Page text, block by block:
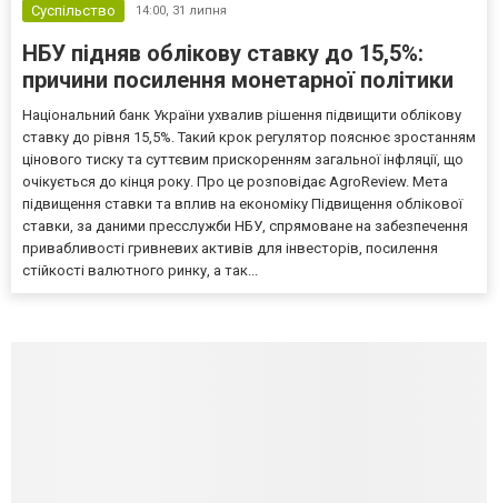
Суспільство 14:00, 31 липня
НБУ підняв облікову ставку до 15,5%:
причини посилення монетарної політики
Національний банк України ухвалив рішення підвищити облікову
ставку до рівня 15,5%. Такий крок регулятор пояснює зростанням
цінового тиску та суттєвим прискоренням загальної інфляції, що
очікується до кінця року. Про це розповідає AgroReview. Мета
підвищення ставки та вплив на економіку Підвищення облікової
ставки, за даними пресслужби НБУ, спрямоване на забезпечення
привабливості гривневих активів для інвесторів, посилення
стійкості валютного ринку, а так...